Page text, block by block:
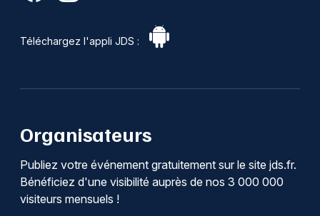
Téléchargez l'appli JDS :
Organisateurs
Publiez votre événement gratuitement sur le site jds.fr.
Bénéficiez d'une visibilité auprès de nos 3 000 000
visiteurs mensuels !